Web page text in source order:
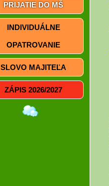
PRIJATIE DO MŠ
INDIVIDUÁLNE
OPATROVANIE
SLOVO MAJITEĽA
ZÁPIS 2026/2027